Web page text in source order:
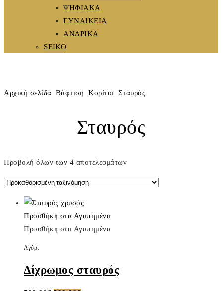
ΨΗΦΙΑΚΑ
ΓΥΝΑΙΚΕΙΑ
ΑΝΔΡΙΚΑ
SEIKO
Αρχική σελίδα Βάφτιση Κορίτσι Σταυρός
Σταυρός
Προβολή όλων των 4 αποτελεσμάτων
Προσθήκη στα Αγαπημένα
Προσθήκη στα Αγαπημένα
Αγόρι
Δίχρωμος σταυρός